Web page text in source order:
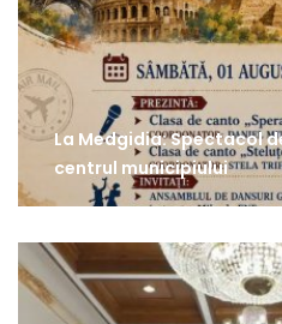
La Medgidia: Spectacol
centrul municipiului